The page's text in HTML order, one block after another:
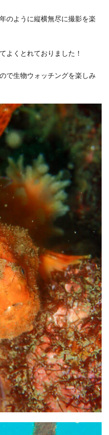
のように縦横無尽に撮影を楽
よくとれておりました！
で生物ウォッチングを楽しみ